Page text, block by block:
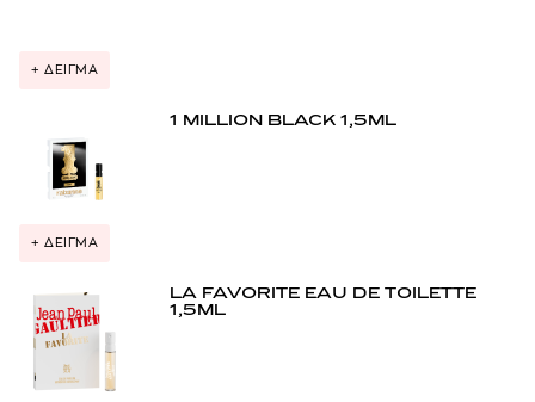
+ ΔΕΙΓΜΑ
1 MILLION BLACK 1,5ML
+ ΔΕΙΓΜΑ
LA FAVORITE EAU DE TOILETTE
1,5ML